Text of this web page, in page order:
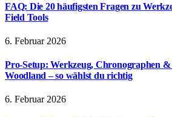
FAQ: Die 20 häufigsten Fragen zu
Field Tools
6. Februar 2026
Pro-Setup: Werkzeug, Chronographen
Woodland – so wählst du richtig
6. Februar 2026